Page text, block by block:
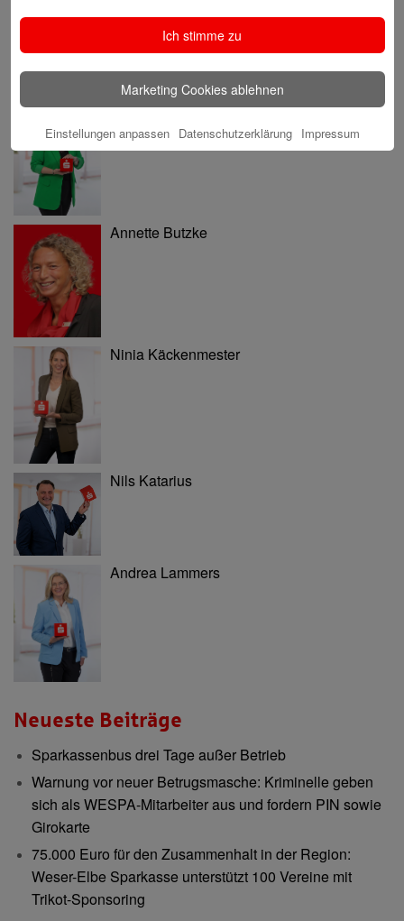
Tina Blatz-Ruhnau
Annette Butzke
Ninia Käckenmester
Nils Katarius
Andrea Lammers
Neueste Beiträge
Sparkassenbus drei Tage außer Betrieb
Warnung vor neuer Betrugsmasche: Kriminelle geben
sich als WESPA-Mitarbeiter aus und fordern PIN sowie
Girokarte
75.000 Euro für den Zusammenhalt in der Region:
Weser-Elbe Sparkasse unterstützt 100 Vereine mit
Trikot-Sponsoring
Ich stimme zu
Marketing Cookies ablehnen
Einstellungen anpassen Datenschutzerklärung Impressum